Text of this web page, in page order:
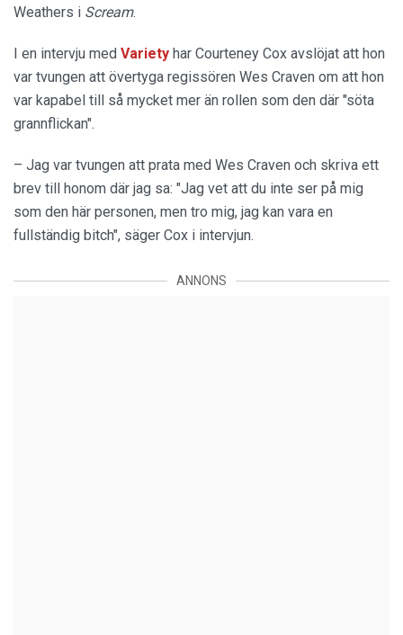
Weathers i Scream.
I en intervju med Variety har Courteney Cox avslöjat att hon
var tvungen att övertyga regissören Wes Craven om att hon
var kapabel till så mycket mer än rollen som den där "söta
grannflickan".
– Jag var tvungen att prata med Wes Craven och skriva ett
brev till honom där jag sa: "Jag vet att du inte ser på mig
som den här personen, men tro mig, jag kan vara en
fullständig bitch", säger Cox i intervjun.
ANNONS